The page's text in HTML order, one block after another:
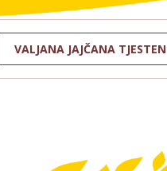
VALJANA JAJČANA